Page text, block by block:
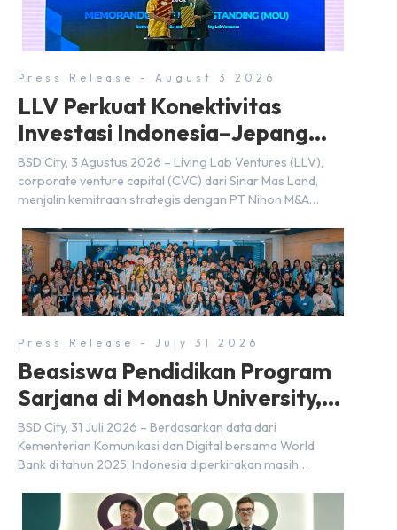
dikenal sebagai Green Pathway. Transformasi ini
merupakan bagian dari upaya perusahaan untuk […]
Press Release - August 3 2026
LLV Perkuat Konektivitas
Investasi Indonesia–Jepang
(FDI) pada 2025
BSD City, 3 Agustus 2026 – Living Lab Ventures (LLV),
corporate venture capital (CVC) dari Sinar Mas Land,
menjalin kemitraan strategis dengan PT Nihon M&A
Holdings Inc. Kemitraan tersebut ditandai dengan
penandatanganan Memorandum of Understanding
(MoU) oleh Bayu Seto (Partner at Living Lab Ventures)
dan Kosuke Kawata […]
Press Release - July 31 2026
Beasiswa Pendidikan Program
Sarjana di Monash University,
BSD City
BSD City, 31 Juli 2026 – Berdasarkan data dari
Kementerian Komunikasi dan Digital bersama World
Bank di tahun 2025, Indonesia diperkirakan masih
2030 atau setara dengan 600 ribu tenaga digital baru
setiap tahunnya untuk mendukung percepatan